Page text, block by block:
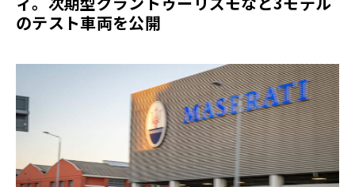
のテスト車両を公開